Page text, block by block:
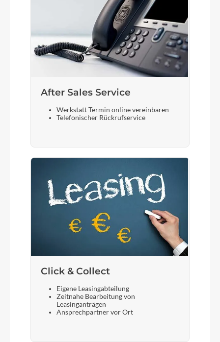
After Sales Service
Werkstatt Termin online vereinbaren
Telefonischer Rückrufservice
Click & Collect
Eigene Leasingabteilung
Zeitnahe Bearbeitung von
Leasinganträgen
Ansprechpartner vor Ort